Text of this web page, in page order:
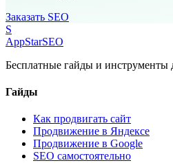
Заказать SEO
S
AppStarSEO
Бесплатные гайды и инструменты
Гайды
Как продвигать сайт
Продвижение в Яндексе
Продвижение в Google
SEO самостоятельно